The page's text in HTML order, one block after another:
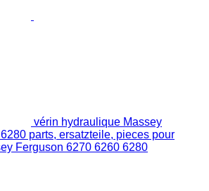
vérin hydraulique Massey
parts, ersatzteile, pieces pour
Ferguson 6270 6260 6280